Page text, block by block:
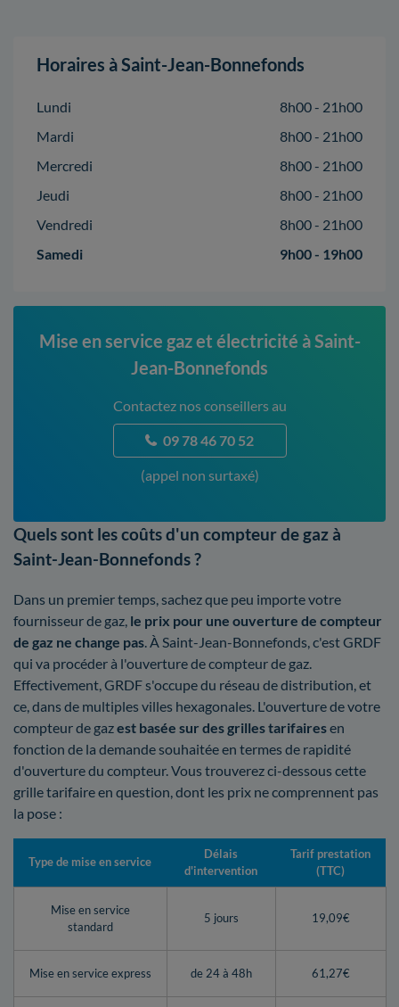
Horaires à Saint-Jean-Bonnefonds
Lundi
8h00 - 21h00
Mardi
8h00 - 21h00
Mercredi
8h00 - 21h00
Jeudi
8h00 - 21h00
Vendredi
8h00 - 21h00
Samedi
9h00 - 19h00
Mise en service gaz et électricité à Saint-
Jean-Bonnefonds
Contactez nos conseillers au
09 78 46 70 52
(appel non surtaxé)
Quels sont les coûts d'un compteur de gaz à
Saint-Jean-Bonnefonds ?
Dans un premier temps, sachez que peu importe votre
fournisseur de gaz, le prix pour une ouverture de compteur
de gaz ne change pas. À Saint-Jean-Bonnefonds, c'est GRDF
qui va procéder à l'ouverture de compteur de gaz.
Effectivement, GRDF s'occupe du réseau de distribution, et
ce, dans de multiples villes hexagonales. L'ouverture de votre
compteur de gazest basée sur des grilles tarifairesen
fonction de la demande souhaitée en termes de rapidité
d'ouverture du compteur. Vous trouverez ci-dessous cette
grille tarifaire en question, dont les prix ne comprennent pas
la pose :
Type de mise en service
Délais
d'intervention
Tarif prestation
(TTC)
Mise en service
standard
5 jours 19,09€
Mise en service express de 24 à 48h 61,27€